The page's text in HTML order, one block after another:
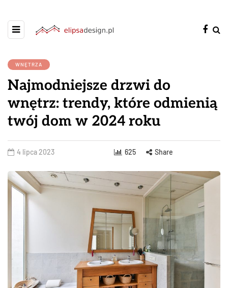
WNĘTRZA
Najmodniejsze drzwi do
wnętrz: trendy, które odmienią
twój dom w 2024 roku
4 lipca 2023 625 Share